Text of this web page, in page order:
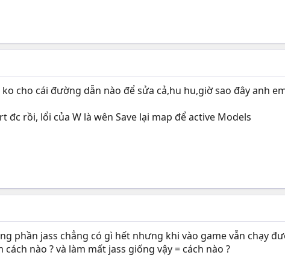
cho cái đường dẫn nào để sửa cả,hu hu,giờ sao đây anh
đc rồi, lổi của W là wên Save lại map để active Models
phần jass chẳng có gì hết nhưng khi vào game vẫn chạy
nào ? và làm mất jass giống vậy = cách nào ?